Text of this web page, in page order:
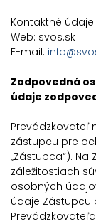
Kontaktné
Web: svos.sk
E-mail:
Zodpovedná
údaje
Prevádzkovateľ
zástupcu pre
„Zástupca“).
záležitostiach
osobných
údaje Zástupcu